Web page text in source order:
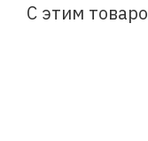
С этим